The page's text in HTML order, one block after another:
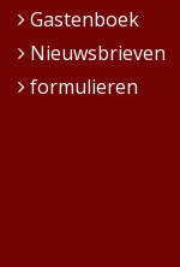
Gastenboek
Nieuwsbrieven
formulieren